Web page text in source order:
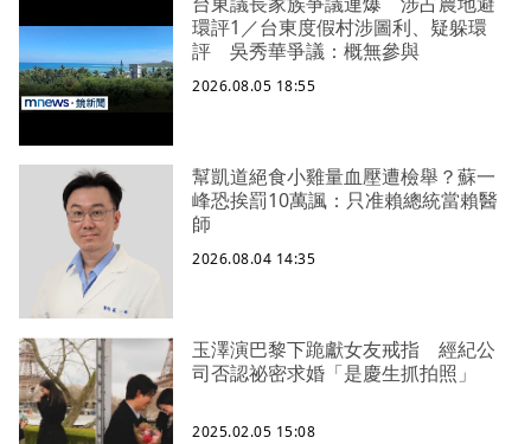
環評1／台東度假村涉圖利、疑躲環
評 吳秀華爭議：概無參與
2026.08.05 18:55
幫凱道絕食小雞量血壓遭檢舉？蘇一
峰恐挨罰10萬諷：只准賴總統當賴醫
師
2026.08.04 14:35
玉澤演巴黎下跪獻女友戒指 經紀公
司否認祕密求婚「是慶生抓拍照」
2025.02.05 15:08